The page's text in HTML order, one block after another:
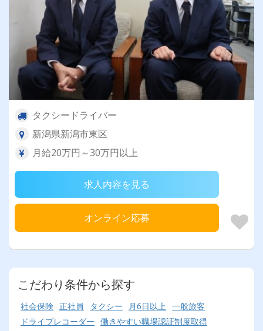
タクシードライバー
新潟県新潟市東区
月給20万円～30万円以上
求人内容を見る
オンライン応募
こだわり条件から探す
社会保険 正社員 タクシー 月6日以上 一般旅客
ドライブレコーダー 働きやすい職場認証制度取得